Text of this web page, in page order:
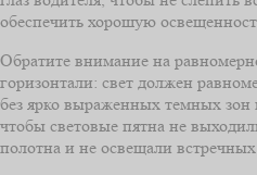
обеспечить хорошую
Обратите внимание на
горизонтали: свет должен
без ярко выраженных темных зон
чтобы световые пятна не
полотна и не освещали